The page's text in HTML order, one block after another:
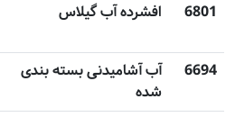
6801 افشرده آب گیلاس
6694
آب آشامیدنی بسته بندی
شده